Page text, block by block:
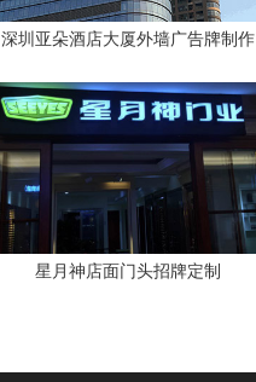
深圳亚朵酒店大厦外墙广告牌制作
星月神店面门头招牌定制